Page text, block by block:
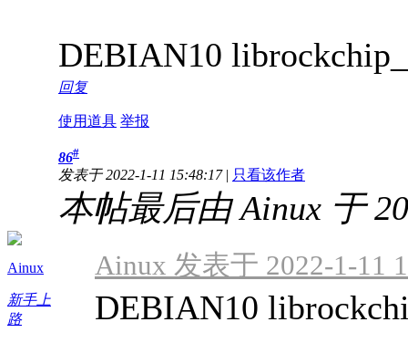
DEBIAN10
回复
使用道具 举报
Ainux
新手上
路
86#
发表于 2022-1-11 15:48:17 | 只看该作者
本帖最后由 Ainux 于
Ainux 发表于 2022-1-11
DEBIAN10